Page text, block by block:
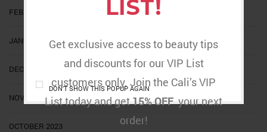
LIST!
Get exclusive access to beauty tips
and discounts for our VIP List
customers only. Join the Cali’s VIP
List today and get15% OFFyour next
order!
DON'T SHOW THIS POPUP AGAIN
FEBRUARY 2024
JANUARY 2024
DECEMBER 2023
NOVEMBER 2023
OCTOBER 2023